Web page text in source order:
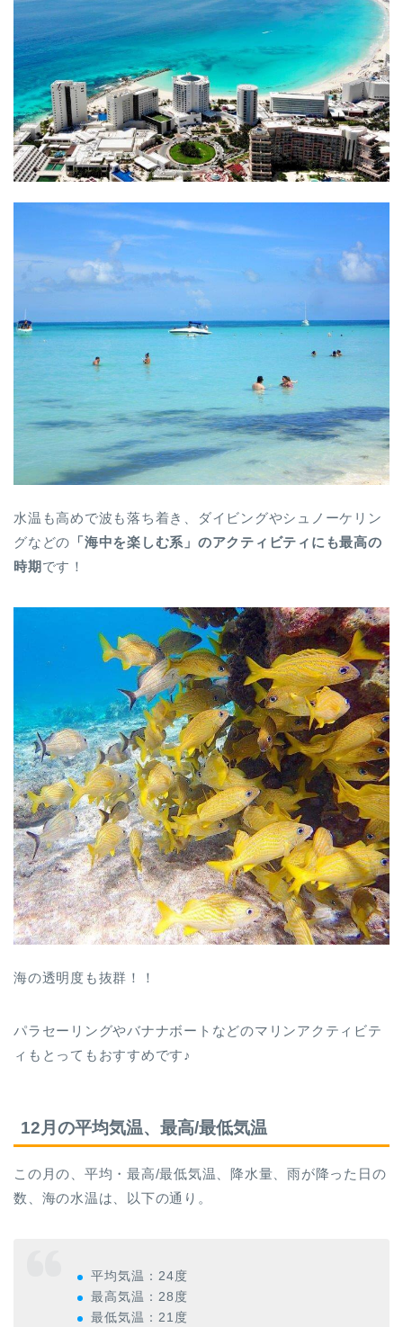
水温も高めで波も落ち着き、ダイビングやシュノーケリン
グなどの 「海中を楽しむ系」のアクティビティにも最高の
時期 です！
海の透明度も抜群！！
パラセーリングやバナナボートなどのマリンアクティビテ
ィもとってもおすすめです♪
12月の平均気温、最高/最低気温
この月の、平均・最高/最低気温、降水量、雨が降った日の
数、海の水温は、以下の通り。
平均気温：24度
最高気温：28度
最低気温：21度